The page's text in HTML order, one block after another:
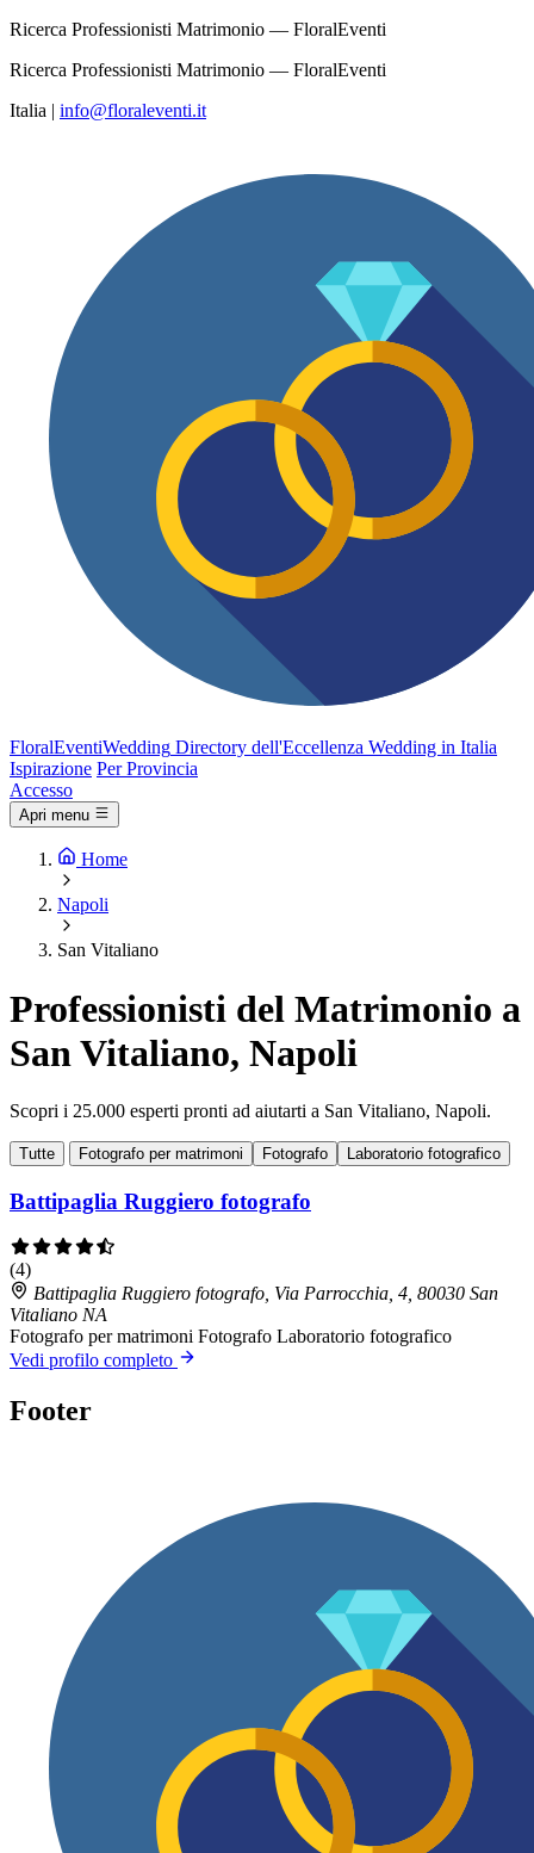
Ricerca Professionisti Matrimonio — FloralEventi
Ricerca Professionisti Matrimonio — FloralEventi
Italia | info@floraleventi.it
FloralEventiWedding Directory dell'Eccellenza Wedding in Italia
Ispirazione Per Provincia
Accesso
Apri menu
Home
Napoli
San Vitaliano
Professionisti del Matrimonio a
San Vitaliano, Napoli
Scopri i 25.000 esperti pronti ad aiutarti a San Vitaliano, Napoli.
Tutte Fotografo per matrimoni Fotografo Laboratorio fotografico
Battipaglia Ruggiero fotografo
(4)
Battipaglia Ruggiero fotografo, Via Parrocchia, 4, 80030 San
Vitaliano NA
Fotografo per matrimoni Fotografo Laboratorio fotografico
Vedi profilo completo
Footer